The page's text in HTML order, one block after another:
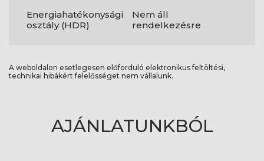
Energiahatékonysági
osztály (HDR)
Nem áll
rendelkezésre
A weboldalon esetlegesen előforduló elektronikus feltöltési,
technikai hibákért felelősséget nem vállalunk.
AJÁNLATUNKBÓL